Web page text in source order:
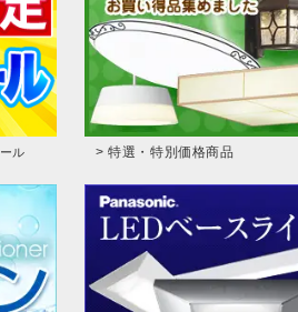
ル > 特選・特別価格商品